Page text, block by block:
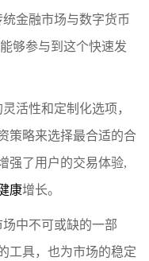
金融市场与数字货币
够参与到这个快速发
活性和定制化选项，
策略来选择最合适的合
强了用户的交易体验,
康增长。
中不可或缺的一部
工具，也为市场的稳定